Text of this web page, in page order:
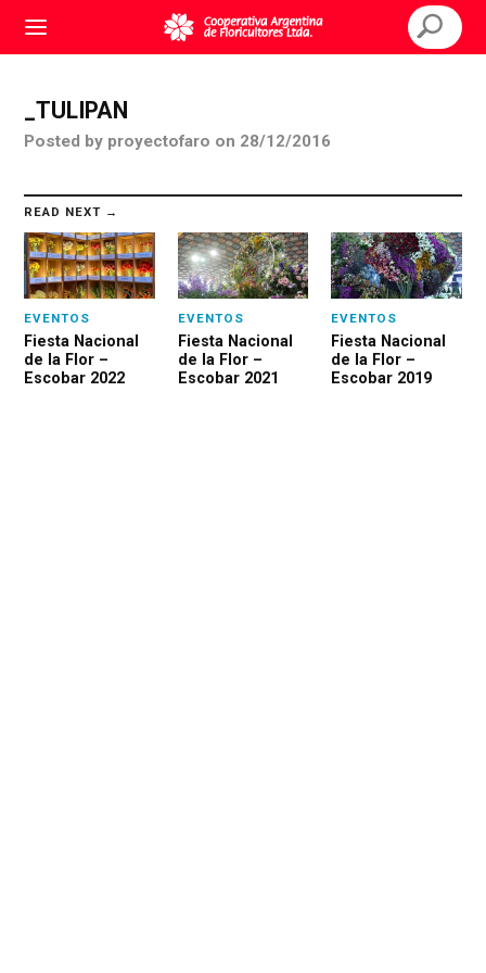
_TULIPAN
Posted by proyectofaro on 28/12/2016
READ NEXT →
EVENTOS
Fiesta Nacional
de la Flor –
Escobar 2022
EVENTOS
Fiesta Nacional
de la Flor –
Escobar 2021
EVENTOS
Fiesta Nacional
de la Flor –
Escobar 2019